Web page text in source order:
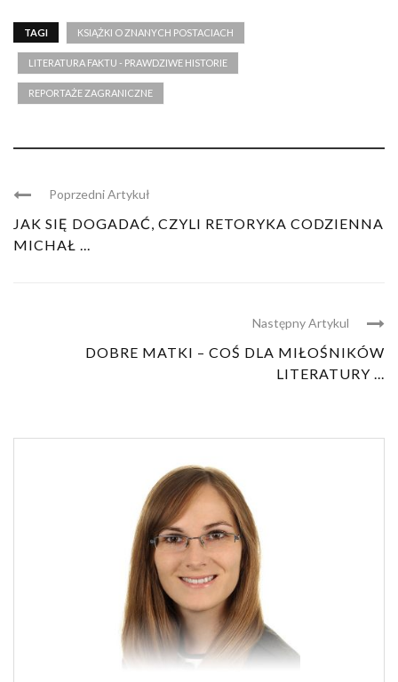
TAGI KSIĄŻKI O ZNANYCH POSTACIACH
LITERATURA FAKTU - PRAWDZIWE HISTORIE
REPORTAŻE ZAGRANICZNE
Poprzedni Artykuł
JAK SIĘ DOGADAĆ, CZYLI RETORYKA CODZIENNA
MICHAŁ ...
Następny Artykul
DOBRE MATKI – COŚ DLA MIŁOŚNIKÓW
LITERATURY ...